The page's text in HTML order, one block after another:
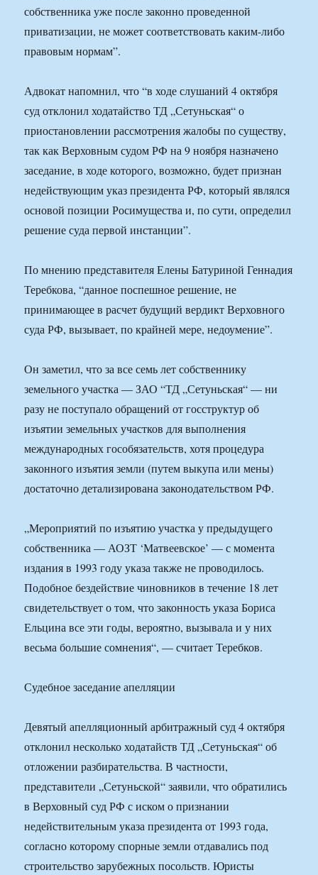
собственника уже после законно проведенной
приватизации, не может соответствовать каким-либо
правовым нормам”.
Адвокат напомнил, что “в ходе слушаний 4 октября
суд отклонил ходатайство ТД „Сетуньская“ о
приостановлении рассмотрения жалобы по существу,
так как Верховным судом РФ на 9 ноября назначено
заседание, в ходе которого, возможно, будет признан
недействующим указ президента РФ, который являлся
основой позиции Росимущества и, по сути, определил
решение суда первой инстанции”.
По мнению представителя Елены Батуриной Геннадия
Теребкова, “данное поспешное решение, не
принимающее в расчет будущий вердикт Верховного
суда РФ, вызывает, по крайней мере, недоумение”.
Он заметил, что за все семь лет собственнику
земельного участка — ЗАО “ТД „Сетуньская“ — ни
разу не поступало обращений от госструктур об
изъятии земельных участков для выполнения
международных гособязательств, хотя процедура
законного изъятия земли (путем выкупа или мены)
достаточно детализирована законодательством РФ.
„Мероприятий по изъятию участка у предыдущего
собственника — АОЗТ ‘Матвеевское’ — с момента
издания в 1993 году указа также не проводилось.
Подобное бездействие чиновников в течение 18 лет
свидетельствует о том, что законность указа Бориса
Ельцина все эти годы, вероятно, вызывала и у них
весьма большие сомнения“, — считает Теребков.
Судебное заседание апелляции
Девятый апелляционный арбитражный суд 4 октября
отклонил несколько ходатайств ТД „Сетуньская“ об
отложении разбирательства. В частности,
представители „Сетуньской“ заявили, что обратились
в Верховный суд РФ с иском о признании
недействительным указа президента от 1993 года,
согласно которому спорные земли отдавались под
строительство зарубежных посольств. Юристы